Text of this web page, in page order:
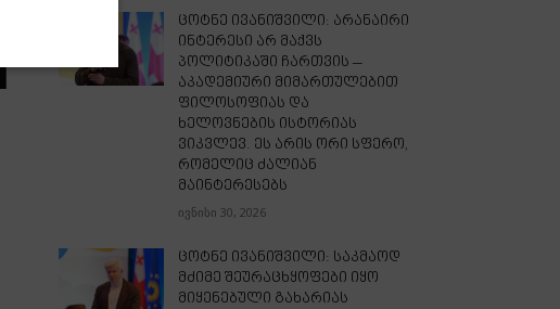
ცოტნე ივანიშვილი: არანაირი
ინტერესი არ მაქვს
პოლიტიკაში ჩართვის –
აკადემიური მიმართულებით
ფილოსოფიას და
ხელოვნების ისტორიას
ვიკვლევ. ეს არის ორი სფერო,
რომელიც ძალიან
მაინტერესებს
ივნისი 30, 2026
ცოტნე ივანიშვილი: საკმაოდ
მძიმე შეურაცხყოფები იყო
მიყენებული გახარიას